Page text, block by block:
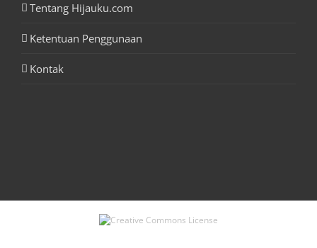
Tentang Hijauku.com
Ketentuan Penggunaan
Kontak